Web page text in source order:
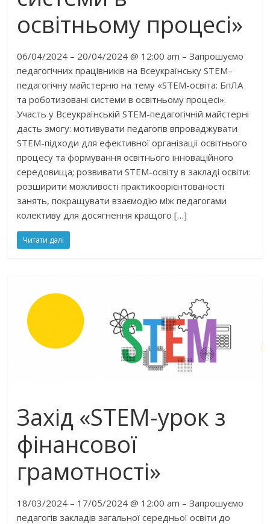
освітньому процесі»
06/04/2024 – 20/04/2024 @ 12:00 am – Запрошуємо
педагогічних працівників на Всеукраїнську STEM–
педагогічну майстерню на тему «STEM-освіта: БпЛА
та роботизовані системи в освітньому процесі».
Участь у Всеукраїнській STEM-педагогічній майстерні
дасть змогу: мотивувати педагогів впроваджувати
STEM-підходи для ефективної організації освітнього
процесу та формування освітнього інноваційного
середовища; розвивати STEM-освіту в закладі освіти:
розширити можливості практикоорієнтованості
занять, покращувати взаємодію між педагогами
колективу для досягнення кращого […]
Читати далі
Захід «STEM-урок з
фінансової
грамотності»
18/03/2024 – 17/05/2024 @ 12:00 am – Запрошуємо
педагогів закладів загальної середньої освіти до